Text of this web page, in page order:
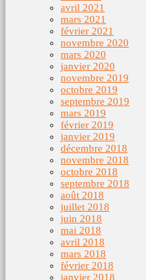
avril 2021
mars 2021
février 2021
novembre 2020
mars 2020
janvier 2020
novembre 2019
octobre 2019
septembre 2019
mars 2019
février 2019
janvier 2019
décembre 2018
novembre 2018
octobre 2018
septembre 2018
août 2018
juillet 2018
juin 2018
mai 2018
avril 2018
mars 2018
février 2018
janvier 2018